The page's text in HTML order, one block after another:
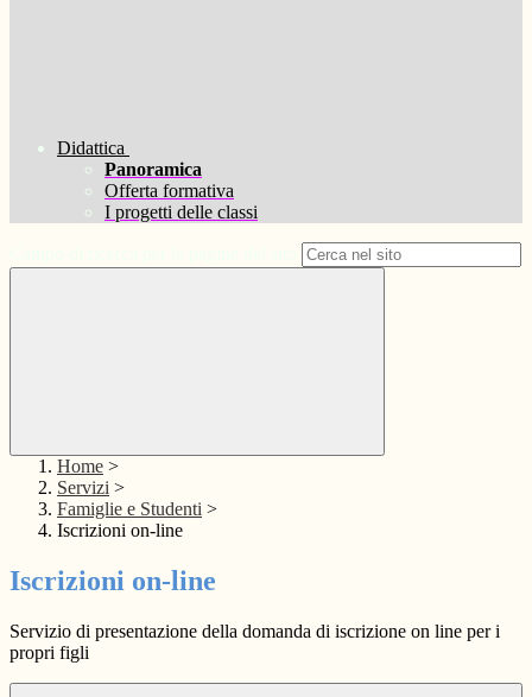
Didattica
Panoramica
Offerta formativa
I progetti delle classi
Home >
Servizi >
Famiglie e Studenti >
Iscrizioni on-line
Iscrizioni on-line
Servizio di presentazione della domanda di iscrizione on line per i
propri figli